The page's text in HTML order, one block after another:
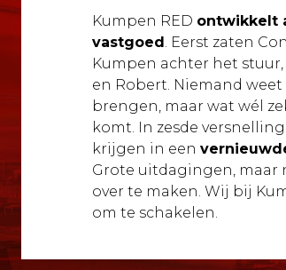
Kumpen RED ontwikkelt
vastgoed. Eerst zaten
Kumpen achter het stuur,
en Robert. Niemand weet
brengen, maar wat wél
komt. In zesde
krijgen in een
Grote uitdagingen, maar
over te maken. Wij bij
om te schakelen.